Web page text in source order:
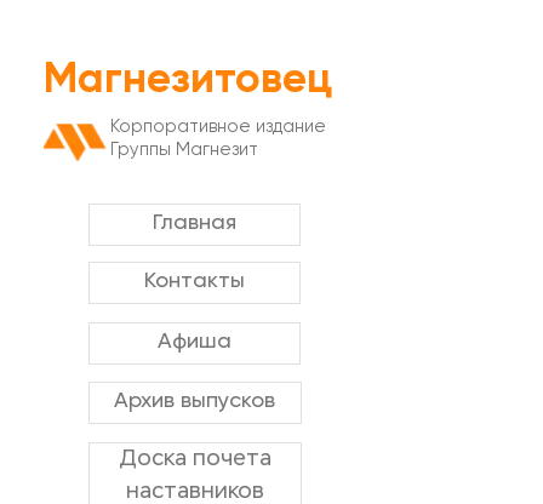
Афиша
Доска почета
наставников
Контакты
Главная
Архив выпусков
Магнезитовец
Корпоративное издание
Группы Магнезит